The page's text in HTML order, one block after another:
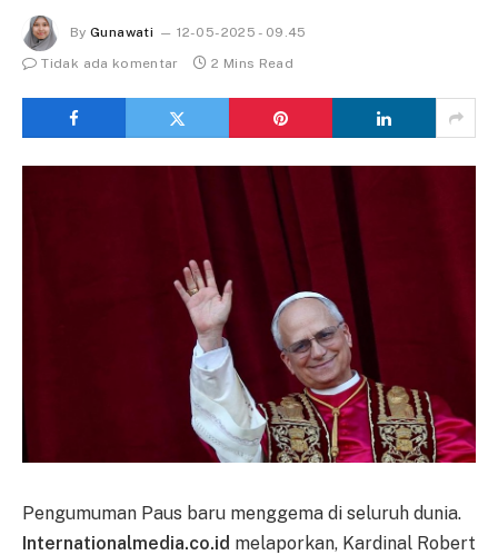
By Gunawati
12-05-2025 - 09.45
Tidak ada komentar
2 Mins Read
Pengumuman Paus baru menggema di seluruh dunia.
Internationalmedia.co.id melaporkan, Kardinal Robert